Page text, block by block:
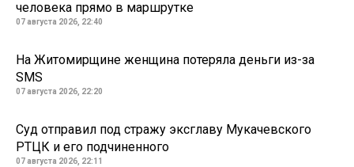
человека прямо в маршрутке
07 августа 2026, 22:40
На Житомирщине женщина потеряла деньги из-за
SMS
07 августа 2026, 22:20
Суд отправил под стражу эксглаву Мукачевского
РТЦК и его подчиненного
07 августа 2026, 22:11